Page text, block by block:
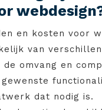
en kosten voor
van
omvang en
dat nodig is.